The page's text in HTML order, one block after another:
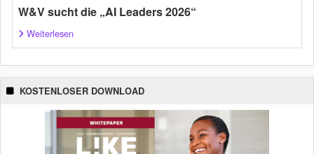
W&V sucht die „AI Leaders 2026“
Weiterlesen
KOSTENLOSER DOWNLOAD